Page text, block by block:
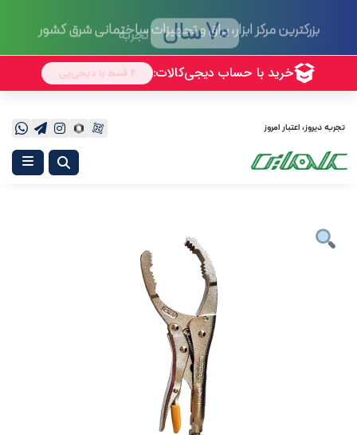
70 سال تجربه
تجربه دیروز، اعتبار امروز